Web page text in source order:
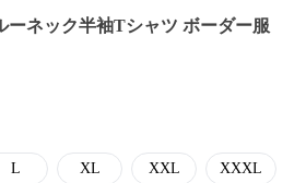
ーネック半袖Tシャツ ボーダー服
L XL XXL XXXL